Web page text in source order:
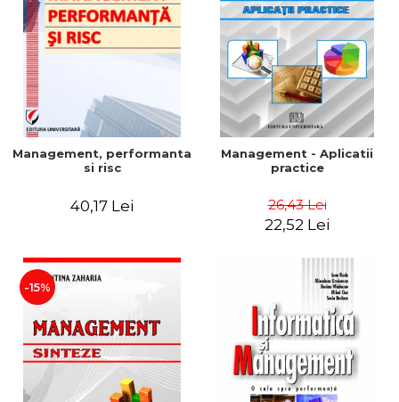
Management, performanta
si risc
40,17 Lei
Management - Aplicatii
practice
26,43 Lei
22,52 Lei
-15%